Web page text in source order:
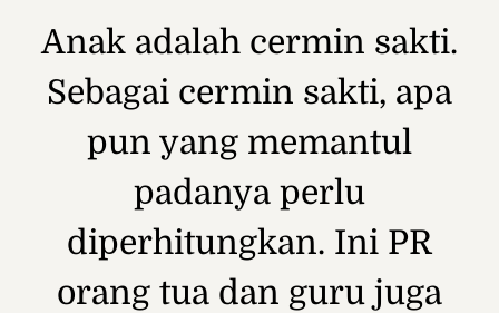
Anak adalah cermin sakti.
Sebagai cermin sakti, apa
pun yang memantul
padanya perlu
diperhitungkan. Ini PR
orang tua dan guru juga